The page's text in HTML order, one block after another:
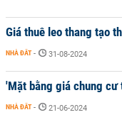
Giá thuê leo thang tạo
NHÀ ĐẤT - 31-08-2024
'Mặt bằng giá chung
NHÀ ĐẤT - 21-06-2024